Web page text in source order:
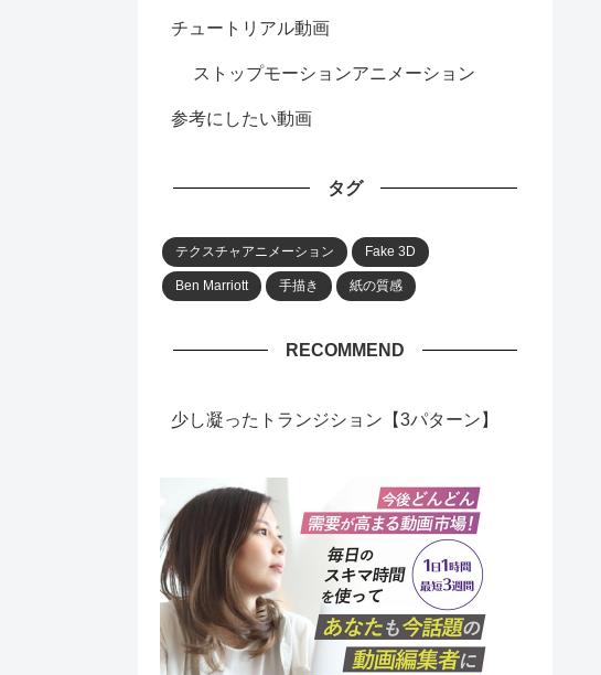
チュートリアル動画
ストップモーションアニメーション
参考にしたい動画
タグ
テクスチャアニメーション Fake 3D
Ben Marriott 手描き 紙の質感
RECOMMEND
少し凝ったトランジション【3パターン】